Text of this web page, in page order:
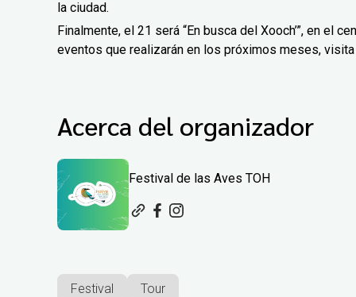
la ciudad.
Finalmente, el 21 será “En busca del Xooch’”, en el
eventos que realizarán en los próximos meses,
Acerca del organizador
Festival de las Aves TOH
Festival Tour